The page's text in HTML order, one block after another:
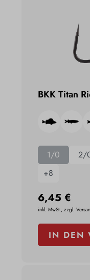
BKK Titan
1/0 2/
+8
6,45 €
inkl. MwSt., zzgl.
IN DEN